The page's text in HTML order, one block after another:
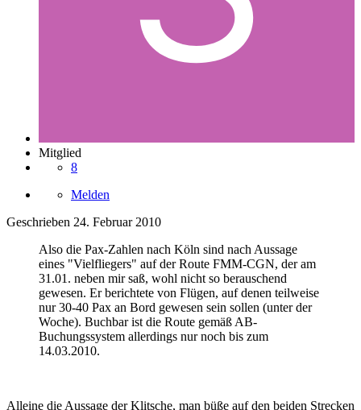
Mitglied
8
Melden
Geschrieben 24. Februar 2010
Also die Pax-Zahlen nach Köln sind nach Aussage
eines "Vielfliegers" auf der Route FMM-CGN, der am
31.01. neben mir saß, wohl nicht so berauschend
gewesen. Er berichtete von Flügen, auf denen teilweise
nur 30-40 Pax an Bord gewesen sein sollen (unter der
Woche). Buchbar ist die Route gemäß AB-
Buchungssystem allerdings nur noch bis zum
14.03.2010.
Alleine die Aussage der Klitsche, man büße auf den beiden Strecken